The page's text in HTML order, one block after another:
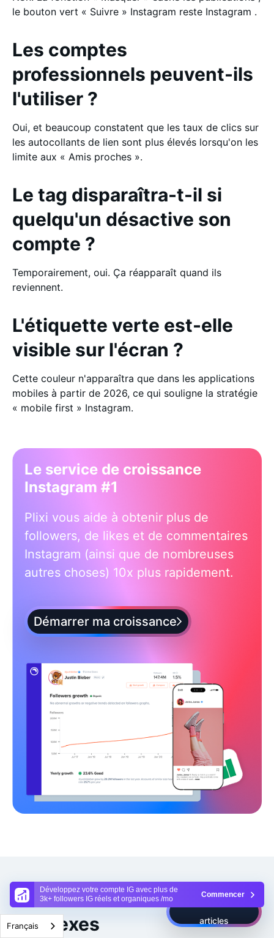
Développez votre compte IG avec plus de
3k+ followers IG réels et organiques /mo
Commencer
le bouton vert « Suivre » Instagram reste Instagram .
Les comptes
professionnels peuvent-ils
l'utiliser ?
Oui, et beaucoup constatent que les taux de clics sur
les autocollants de lien sont plus élevés lorsqu'on les
limite aux « Amis proches ».
Le tag disparaîtra-t-il si
quelqu'un désactive son
compte ?
Temporairement, oui. Ça réapparaît quand ils
reviennent.
L'étiquette verte est-elle
visible sur l'écran ?
Cette couleur n'apparaîtra que dans les applications
mobiles à partir de 2026, ce qui souligne la stratégie
« mobile first » Instagram.
Le service de croissance
Instagram #1
Plixi vous aide à obtenir plus de
followers, de likes et de commentaires
Instagram (ainsi que de nombreuses
autres choses) 10x plus rapidement.
Démarrer ma croissance
Articles
connexes
articles
Français